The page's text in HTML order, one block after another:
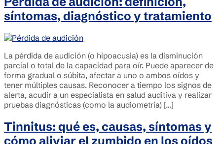
síntomas, diagnóstico y tratamiento
La pérdida de audición (o hipoacusia) es la disminución
parcial o total de la capacidad para oír. Puede aparecer de
forma gradual o súbita, afectar a uno o ambos oídos y
tener múltiples causas. Reconocer a tiempo los signos de
alerta, acudir a un especialista en salud auditiva y realizar
pruebas diagnósticas (como la audiometría) […]
Tinnitus: qué es, causas, síntomas y
cómo aliviar el zumbido en los oídos